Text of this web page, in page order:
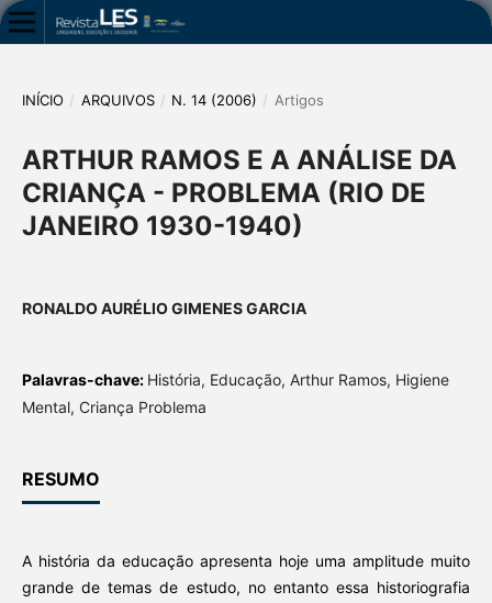
INÍCIO / ARQUIVOS / N. 14 (2006) / Artigos
ARTHUR RAMOS E A ANÁLISE DA
CRIANÇA - PROBLEMA (RIO DE
JANEIRO 1930-1940)
RONALDO AURÉLIO GIMENES GARCIA
Palavras-chave: História, Educação, Arthur Ramos, Higiene
Mental, Criança Problema
RESUMO
A história da educação apresenta hoje uma amplitude muito
grande de temas de estudo, no entanto essa historiografia